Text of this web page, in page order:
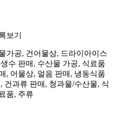
보기
가공, 건어물상, 드라이아이스
수 판매, 수산물 가공, 식료품
, 어물상, 얼음 판매, 냉동식품
건과류 판매, 청과물/수산물, 식
품, 주류